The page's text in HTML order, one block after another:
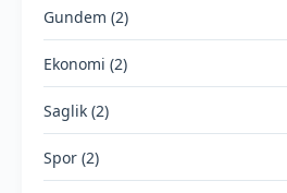
Gundem (2)
Ekonomi (2)
Saglik (2)
Spor (2)